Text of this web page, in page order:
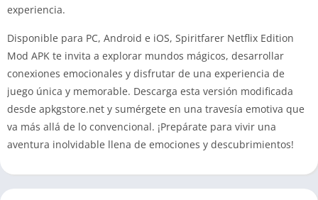
experiencia.
Disponible para PC, Android e iOS, Spiritfarer Netflix Edition
Mod APK te invita a explorar mundos mágicos, desarrollar
conexiones emocionales y disfrutar de una experiencia de
juego única y memorable. Descarga esta versión modificada
desde apkgstore.net y sumérgete en una travesía emotiva que
va más allá de lo convencional. ¡Prepárate para vivir una
aventura inolvidable llena de emociones y descubrimientos!